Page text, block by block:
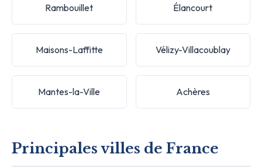
Rambouillet Élancourt
Maisons-Laffitte Vélizy-Villacoublay
Mantes-la-Ville Achères
Principales villes de France